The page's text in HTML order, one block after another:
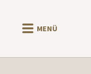
MENÜ